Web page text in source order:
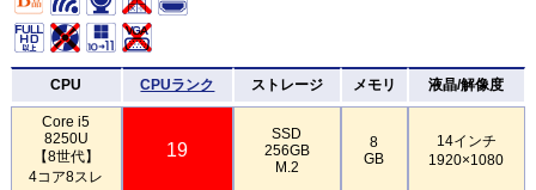
CPU CPUランク ストレージ メモリ 液晶/解像度
Core i5
8250U
【8世代】
4コア8スレ
19
SSD
256GB
M.2
8
GB
14インチ
1920×1080